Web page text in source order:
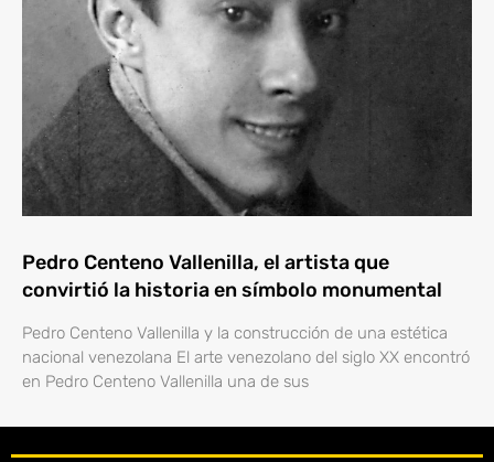
Pedro Centeno Vallenilla, el artista que
convirtió la historia en símbolo monumental
Pedro Centeno Vallenilla y la construcción de una estética
nacional venezolana El arte venezolano del siglo XX encontró
en Pedro Centeno Vallenilla una de sus